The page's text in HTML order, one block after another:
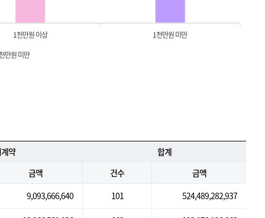
만원 미만
1천만원 이상 1천만원 미만
약
합계
금액
건수
금액
9,093,666,640
101 524,489,282,937